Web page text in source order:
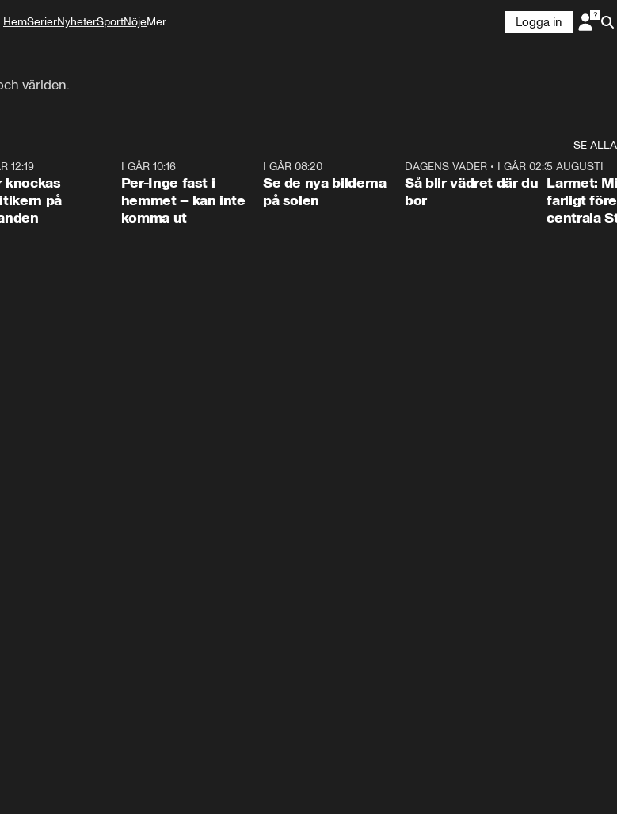
HemSerierNyheterSportNöjeMer
Logga in
världen.
SE ALLA
12:19
knockas
på
I GÅR 10:16
Per-Inge fast i
hemmet – kan inte
komma ut
I GÅR 08:20
Se de nya bilderna
på solen
1:06
DAGENS VÄDER • I GÅR 02:30
Så blir vädret där du
bor
5 AUGUSTI
Larmet:
farligt
centrala